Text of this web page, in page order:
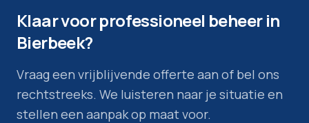
Klaar voor professioneel beheer in
Bierbeek?
Vraag een vrijblijvende offerte aan of bel ons
rechtstreeks. We luisteren naar je situatie en
stellen een aanpak op maat voor.